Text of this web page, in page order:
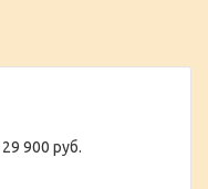
29 900 руб.